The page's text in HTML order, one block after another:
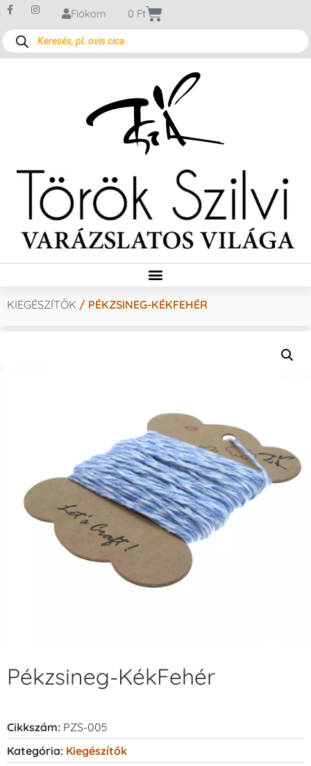
Fiókom 0 Ft
KIEGÉSZÍTŐK / PÉKZSINEG-KÉKFEHÉR
Pékzsineg-KékFehér
Cikkszám: PZS-005
Kategória: Kiegészítők